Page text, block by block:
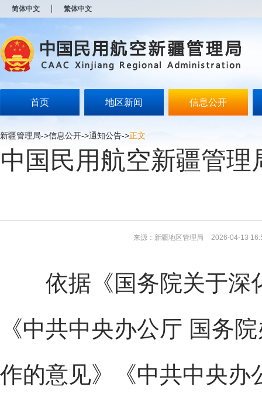
简体中文 繁体中文
首页 地区新闻 信息公开
新疆管理局->信息公开->通知公告->正文
中国民用航空新疆管
来源：新疆地区管理局 2026-04-13
依据《国务院关于深
《中共中央办公厅 国务
作的意见》《中共中央办
开
无
障
说
按
Alt
加
波